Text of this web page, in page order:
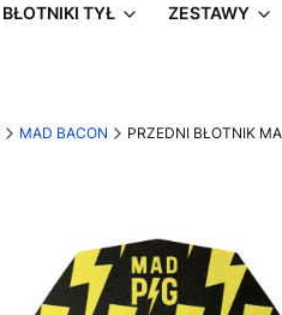
BŁOTNIKI TYŁ ZESTAWY
MAD BACON PRZEDNI BŁOTNIK